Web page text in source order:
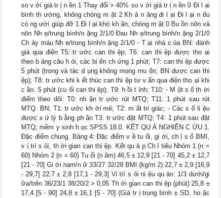
so v ới giá tr ị n ền 1 Thay đổi > 40% so v ới giá tr ị n ền 0 Đi l ại
bình th ường, không chóng m ặt 2 Kh ả n ăng đi l ại Đi l ại n ếu
có ng ười giúp đỡ 1 Đi l ại khó kh ăn, chóng m ặt 0 Bu ồn nôn và
nôn Nh ẹ/trung bình/n ặng 2/1/0 Đau Nh ẹ/trung bình/n ặng 2/1/0
Ch ảy máu Nh ẹ/trung bình/n ặng 2/1/0 - T ại nhà c ủa BN: đánh
giá qua điện T5: tr ước can thi ệp; T6: can thi ệp được tho ại
theo b ảng câu h ỏi, các bi ến ch ứng 1 phút; T7: can thi ệp được
5 phút (trong và tác d ụng không mong mu ốn; BN được can thi
ệp); T8: tr ước khi k ết thúc can thi ệp tư v ấn qua điện tho ại khi
c ần. 5 phút (cu ối can thi ệp); T9: h ồi t ỉnh; T10: - M ột s ố th ời
điểm theo dõi: T0: nh ận tr ước rút MTQ; T11: 1 phút sau rút
MTQ. BN; T1: tr ước kh ởi mê; T2: m ất tri giác; - Các s ố li ệu
được x ử lý b ằng ph ần T3: tr ước đặt MTQ; T4: 1 phút sau đặt
MTQ; mềm y sinh h ọc SPSS 18.0. KẾT QU Ả NGHIÊN C ỨU 1.
Đặc điểm chung. Bảng 4: Đặc điểm v ề tu ổi, gi ới, ch ỉ s ố BMI,
v ị trí s ỏi, th ời gian can thi ệp. Kết qu ả p Ch ỉ tiêu Nhóm 1 (n =
60) Nhóm 2 (n = 60) Tu ổi (n ăm) 46,5 ± 12,9 [21 - 70] 45,2 ± 12,7
[21 - 70] Gi ới nam/n ữ 33/27 32/28 BMI (kg/m 2) 22,7 ± 2,9 [16,9
- 29,7] 22,7 ± 2,8 [17,1 - 29,3] Vi trí s ỏi ni ệu qu ản: 1/3 dưới/gi
ữa/trên 36/23/1 38/20/2 > 0,05 Th ời gian can thi ệp (phút) 25,8 ±
17,4 [5 - 90] 24,8 ± 16,1 [5 - 70] (Giá tr ị trung bình ± SD, ho ặc